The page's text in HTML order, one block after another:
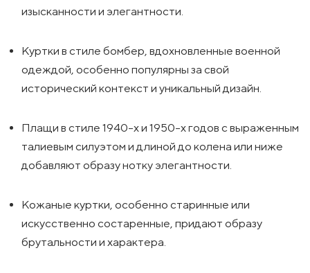
изысканности и элегантности.
Куртки в стиле бомбер, вдохновленные военной
одеждой, особенно популярны за свой
исторический контекст и уникальный дизайн.
Плащи в стиле 1940-х и 1950-х годов с выраженным
талиевым силуэтом и длиной до колена или ниже
добавляют образу нотку элегантности.
Кожаные куртки, особенно старинные или
искусственно состаренные, придают образу
брутальности и характера.